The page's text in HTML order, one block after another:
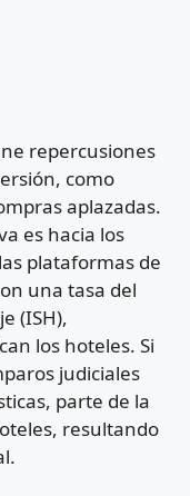
repercusiones
como
aplazadas.
es hacia los
plataformas de
una tasa del
(ISH),
los hoteles. Si
judiciales
parte de la
resultando